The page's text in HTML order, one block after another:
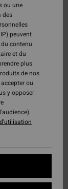
ou une
des
peuvent
contenu
et du
plus
de nos
ou
y opposer